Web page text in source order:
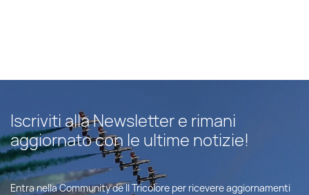
Iscriviti alla Newsletter e rimani
aggiornato con le ultime notizie!
Entra nella Community de Il Tricolore per ricevere aggiornamenti